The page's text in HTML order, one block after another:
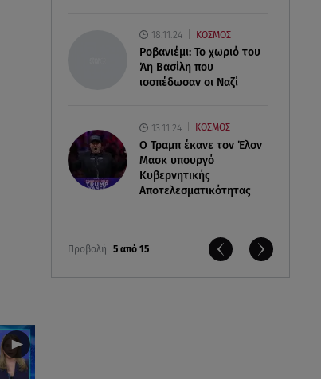
18.11.24 ΚΟΣΜΟΣ
Ροβανιέμι: Το χωριό του
Άη Βασίλη που
ισοπέδωσαν οι Ναζί
13.11.24 ΚΟΣΜΟΣ
O Τραμπ έκανε τον Έλον
Μασκ υπουργό
Κυβερνητικής
Αποτελεσματικότητας
Προβολή 5 από 15